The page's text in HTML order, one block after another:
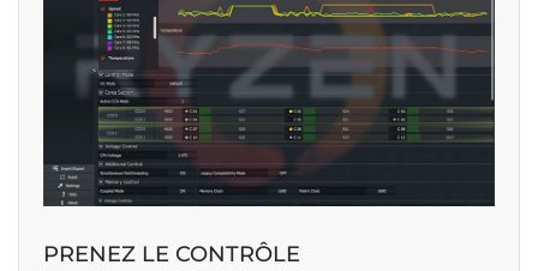
PRENEZ LE CONTRÔLE